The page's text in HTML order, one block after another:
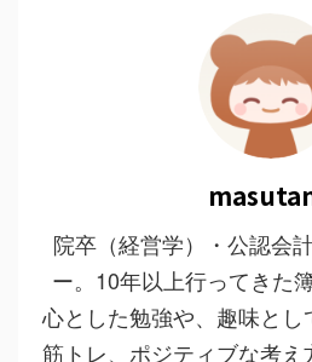
院卒（経営学）・公認会
ー。10年以上行ってきた
心とした勉強や、趣味と
筋トレ、ポジティブな考え